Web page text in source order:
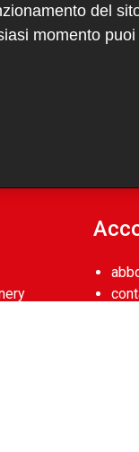
del
momento